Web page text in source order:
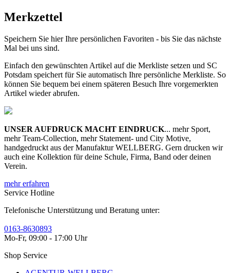
Merkzettel
Speichern Sie hier Ihre persönlichen Favoriten - bis Sie das nächste
Mal bei uns sind.
Einfach den gewünschten Artikel auf die Merkliste setzen und SC
Potsdam speichert für Sie automatisch Ihre persönliche Merkliste. So
können Sie bequem bei einem späteren Besuch Ihre vorgemerkten
Artikel wieder abrufen.
UNSER AUFDRUCK MACHT EINDRUCK... mehr Sport,
mehr Team-Collection, mehr Statement- und City Motive,
handgedruckt aus der Manufaktur WELLBERG. Gern drucken wir
auch eine Kollektion für deine Schule, Firma, Band oder deinen
Verein.
mehr erfahren
Service Hotline
Telefonische Unterstützung und Beratung unter:
0163-8630893
Mo-Fr, 09:00 - 17:00 Uhr
Shop Service